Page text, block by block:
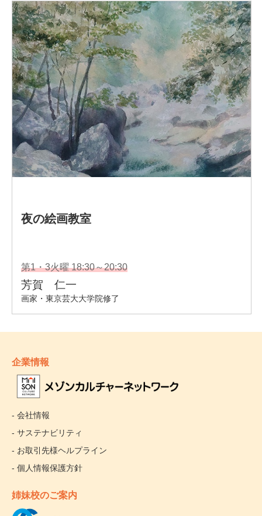
企業情報
- 会社情報
- サステナビリティ
- お取引先様ヘルプライン
- 個人情報保護方針
姉妹校のご案内